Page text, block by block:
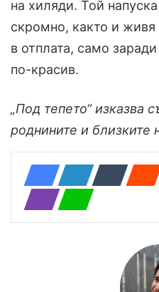
на хиляди. Той
скромно, както и
в отплата, само
по-красив.
„Под тепето“ изказва
роднините и близките